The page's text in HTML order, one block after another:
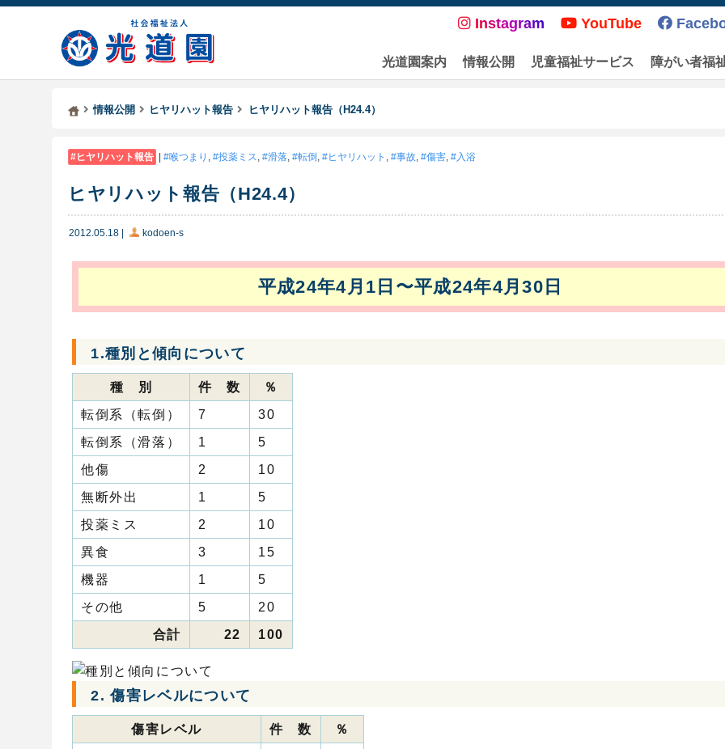
Instagram YouTube
光道園案内 情報公開 児童福祉サービス 障がい者福
社会福祉法人 光道園
情報公開 ヒヤリハット報告 ヒヤリハット報告（H24.4）
ヒヤリハット報告 喉つまり , 投薬ミス, 滑落, 転倒 , ヒヤリハット , 事故, 傷害, 入浴
ヒヤリハット報告（H24.4）
2012.05.18 | kodoen-s
平成24年4月1日〜平成24年4月30日
1.種別と傾向について
種 別 件 数
％
転倒系（転倒）
7
30
転倒系（滑落）
1
5
他傷
2
10
無断外出
1
5
投薬ミス
2
10
異食
3
15
機器
1
5
その他
5
20
合計
22 100
2. 傷害レベルについて
傷害レベル 件 数
％